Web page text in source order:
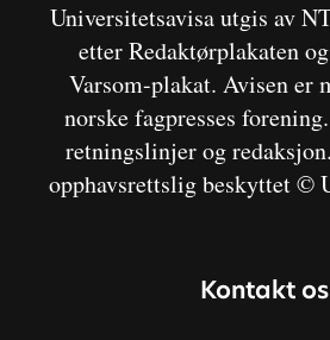
Universitetsavisa utgis av
etter Redaktørplakaten
Varsom-plakat. Avisen er
norske fagpresses
retningslinjer og
opphavsrettslig beskyttet ©
Kontakt